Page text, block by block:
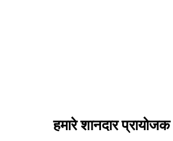
हमारे शानदार प्रायोजक